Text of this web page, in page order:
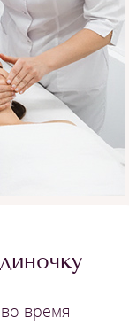
время